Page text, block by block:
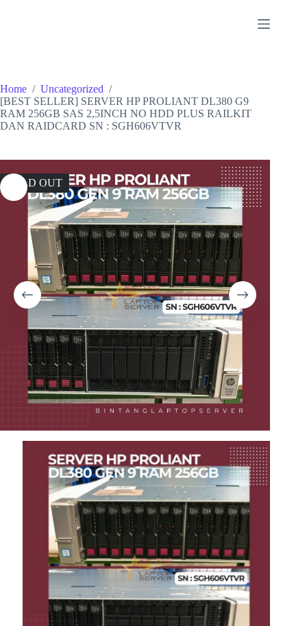
Home / Uncategorized /
[BEST SELLER] SERVER HP PROLIANT DL380 G9
RAM 256GB SAS 2,5INCH NO HDD PLUS RAILKIT
DAN RAIDCARD SN : SGH606VTVR
SOLD OUT